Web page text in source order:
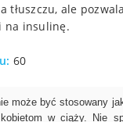
tłuszczu, ale
na insulinę.
60